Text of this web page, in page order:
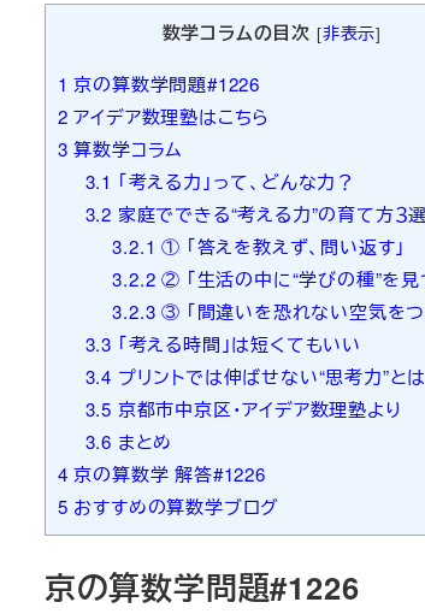
数学コラムの目次 [非表示]
1 京の算数学問題#1226
2 アイデア数理塾はこちら
3 算数学コラム
3.1 「考える力」って、どんな力？
3.2 家庭でできる“考える力”の育て方３選
3.2.1 ① 「答えを教えず、問い返す」
3.2.2 ② 「生活の中に“学びの種”を見
3.2.3 ③ 「間違いを恐れない空気をつ
3.3 「考える時間」は短くてもいい
3.4 プリントでは伸ばせない“思考力”とは
3.5 京都市中京区・アイデア数理塾より
3.6 まとめ
4 京の算数学 解答#1226
5 おすすめの算数学ブログ
京の算数学問題#1226